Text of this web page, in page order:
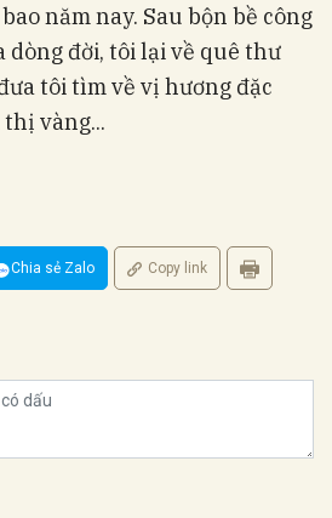
năm nay. Sau bộn bề công
dòng đời, tôi lại về quê thư
tôi tìm về vị hương đặc
vàng...
Chia sẻ Zalo Copy link